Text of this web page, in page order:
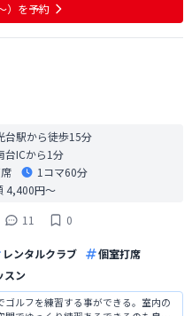
）を予約
台駅から徒歩15分
台ICから1分
1コマ60分
4,400円〜
11 0
レンタルクラブ
個室打席
スン
ルフを練習する事ができる。室内の